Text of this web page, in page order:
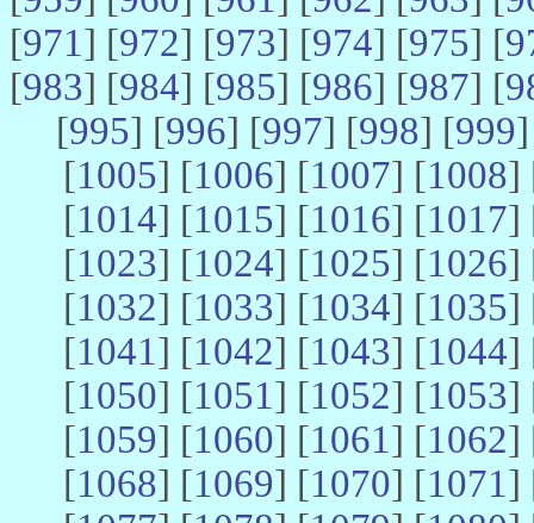
[971] [972] [973] [974] [975] [
[983] [984] [985] [986] [987] [
[995] [996] [997] [998] [999
[1005] [1006] [1007] [1008]
[1014] [1015] [1016] [1017]
[1023] [1024] [1025] [1026]
[1032] [1033] [1034] [1035]
[1041] [1042] [1043] [1044]
[1050] [1051] [1052] [1053]
[1059] [1060] [1061] [1062]
[1068] [1069] [1070] [1071]